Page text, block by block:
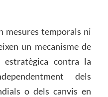
mesures temporals ni
un mecanisme de
estratègica contra la
dels
o dels canvis en